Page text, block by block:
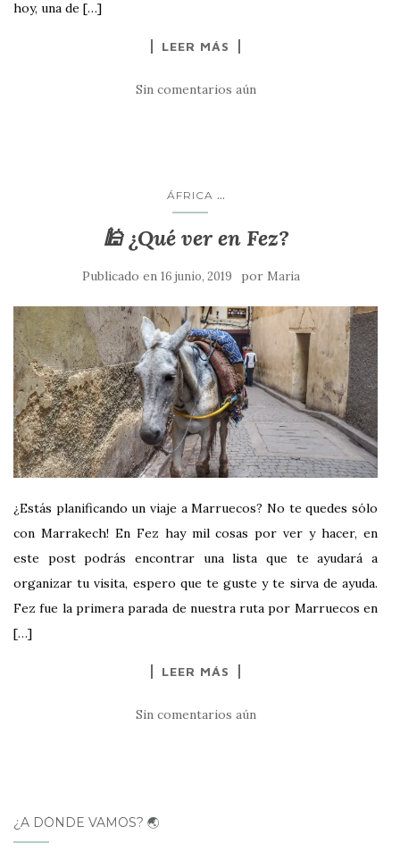
hoy, una de […]
LEER MÁS
Sin comentarios aún
ÁFRICA ...
🕌 ¿Qué ver en Fez?
Publicado en 16 junio, 2019 por Maria
¿Estás planificando un viaje a Marruecos? No te quedes sólo
con Marrakech! En Fez hay mil cosas por ver y hacer, en
este post podrás encontrar una lista que te ayudará a
organizar tu visita, espero que te guste y te sirva de ayuda.
Fez fue la primera parada de nuestra ruta por Marruecos en
[…]
LEER MÁS
Sin comentarios aún
¿A DÓNDE VAMOS? 🌏